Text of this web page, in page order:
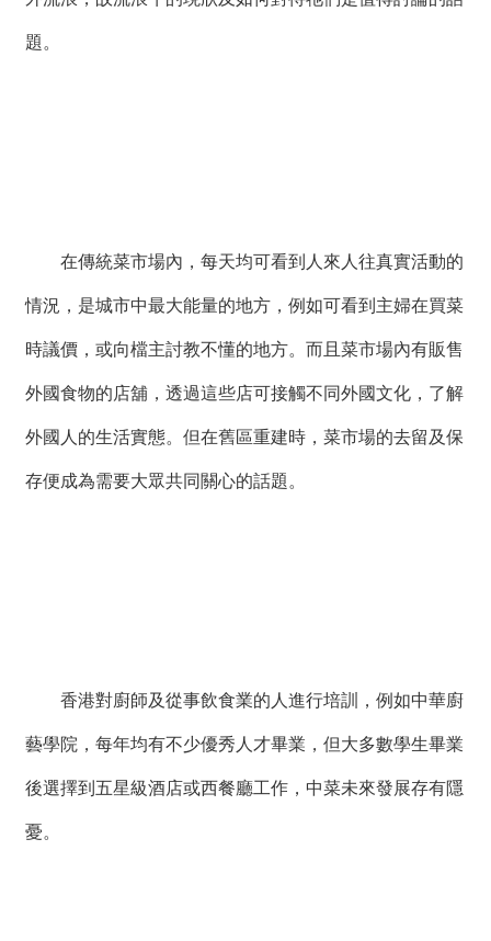
題。
在傳統菜市場內，每天均可看到人來人往真實活動的
情況，是城市中最大能量的地方，例如可看到主婦在買菜
時議價，或向檔主討教不懂的地方。而且菜市場內有販售
外國食物的店舖，透過這些店可接觸不同外國文化，了解
外國人的生活實態。但在舊區重建時，菜市場的去留及保
存便成為需要大眾共同關心的話題。
香港對廚師及從事飲食業的人進行培訓，例如中華廚
藝學院，每年均有不少優秀人才畢業，但大多數學生畢業
後選擇到五星級酒店或西餐廳工作，中菜未來發展存有隱
憂。